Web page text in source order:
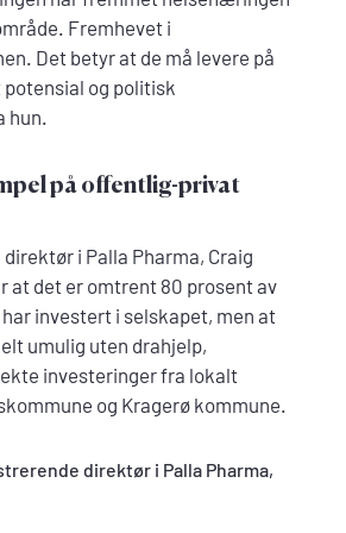
Fremhevet i
Det betyr at de må levere på
og politisk
hun.
på offentlig-privat
i Palla Pharma, Craig
at det er omtrent 80 prosent av
investert i selskapet, men at
umulig uten drahjelp,
investeringer fra lokalt
og Kragerø kommune.
direktør i Palla Pharma,